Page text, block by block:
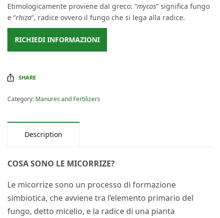
Etimologicamente proviene dal greco: “mycos” significa fungo
e “rhiza”, radice ovvero il fungo che si lega alla radice.
RICHIEDI INFORMAZIONI
SHARE
Category: Manures and Fertilizers
Description
COSA SONO LE MICORRIZE?
Le micorrize sono un processo di formazione
simbiotica, che avviene tra l’elemento primario del
fungo, detto micelio, e la radice di una pianta